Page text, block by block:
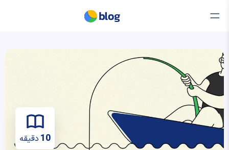
10 دقیقه